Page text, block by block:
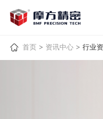
首页 > 资讯中心 > 行业